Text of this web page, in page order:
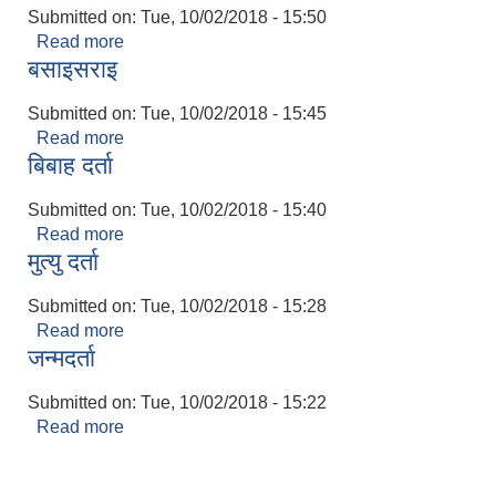
Submitted on: Tue, 10/02/2018 - 15:50
Read more
बसाइसराइ
Submitted on: Tue, 10/02/2018 - 15:45
Read more
बिबाह दर्ता
Submitted on: Tue, 10/02/2018 - 15:40
Read more
मुत्यु दर्ता
Submitted on: Tue, 10/02/2018 - 15:28
Read more
जन्मदर्ता
Submitted on: Tue, 10/02/2018 - 15:22
Read more